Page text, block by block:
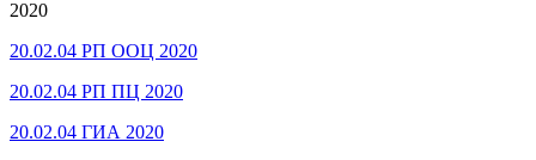
2020
20.02.04 РП ООЦ 2020
20.02.04 РП ПЦ 2020
20.02.04 ГИА 2020